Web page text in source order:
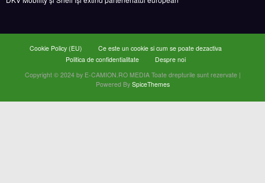
Cookie Policy (EU)
Ce este un cookie si cum se poate dezactiva
Politica de confidentialitate
Despre noi
Copyright © 2024 by E-CAMION.RO MEDIA Toate drepturile sunt rezervate |
Powered By SpiceThemes